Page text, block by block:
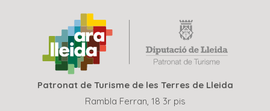
Patronat de Turisme de les Terres de Lleida
Rambla Ferran, 18 3r pis